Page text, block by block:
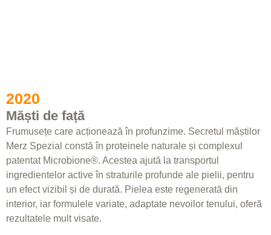
2020
Măști de față
Frumusețe care acționează în profunzime. Secretul măștilor
Merz Spezial constă în proteinele naturale și complexul
patentat Microbione®. Acestea ajută la transportul
ingredientelor active în straturile profunde ale pielii, pentru
un efect vizibil și de durată. Pielea este regenerată din
interior, iar formulele variate, adaptate nevoilor tenului, oferă
rezultatele mult visate.​